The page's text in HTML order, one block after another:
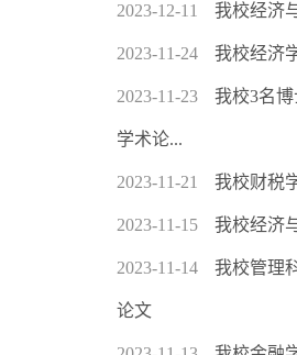
2023-12-11 我校经济
2023-11-24 我校经济
2023-11-23 我校3名博
学术论...
2023-11-21 我校财税
2023-11-15 我校经济
2023-11-14 我校管理
论文